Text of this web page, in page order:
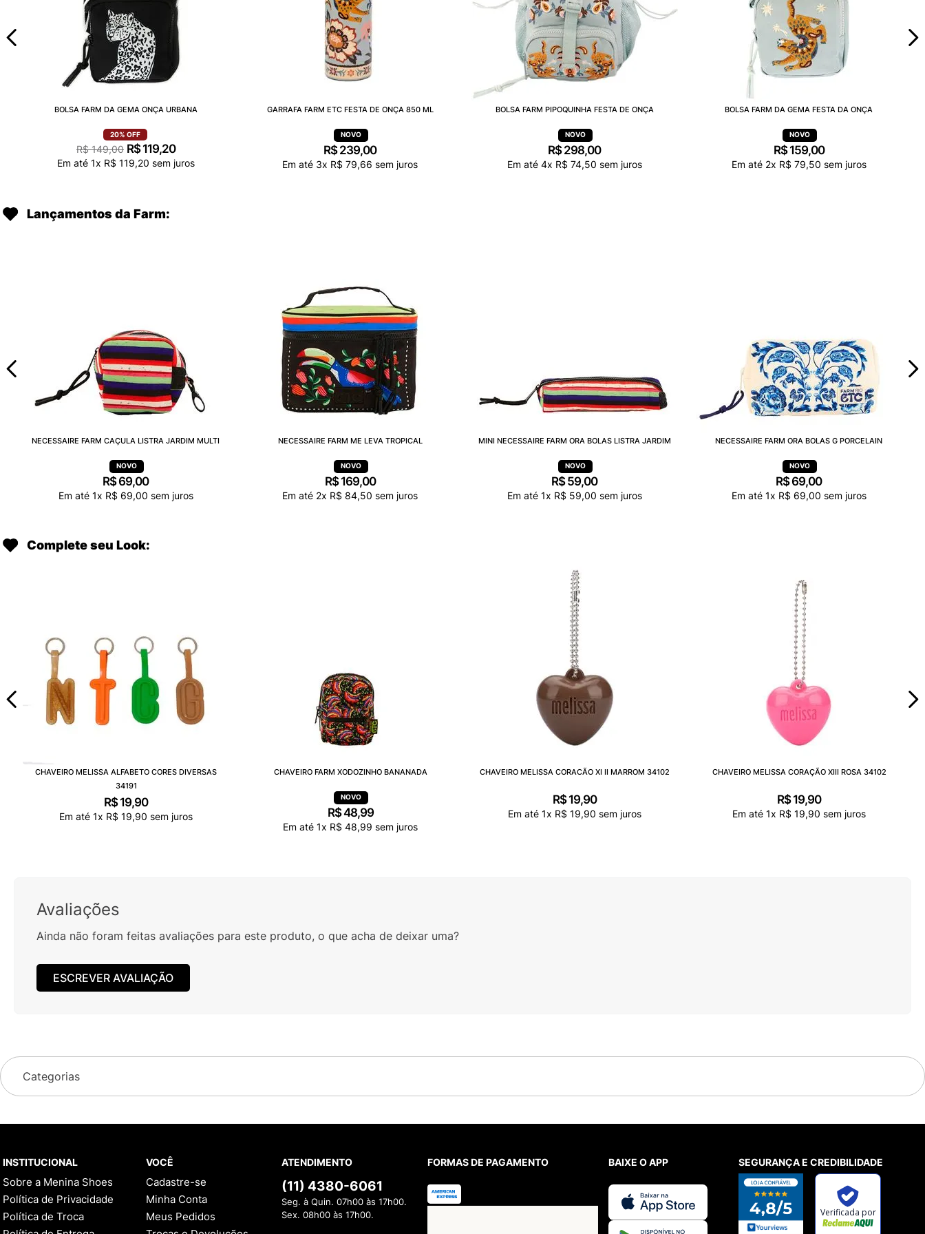
BOLSA FARM DA GEMA ONÇA URBANA
20% OFF
R$ 149,00 R$ 119,20
Em até 1x R$ 119,20 sem juros
GARRAFA FARM ETC FESTA DE ONÇA 850 ML
R$239,00
Em até 3x R$ 79,66 sem juros
BOLSA FARM PIPOQUINHA FESTA DE ONÇA
R$298,00
Em até 4x R$ 74,50 sem juros
BOLSA FARM DA GEMA FESTA DA ONÇA
R$ 159,00
Em até 2x R$ 79,50 sem juros
Lançamentos da Farm:
NECESSAIRE FARM CAÇULA LISTRA JARDIM MULTI
R$69,00
Em até 1x R$ 69,00 sem juros
NECESSAIRE FARM ME LEVA TROPICAL
R$ 169,00
Em até 2x R$ 84,50 sem juros
MINI NECESSAIRE FARM ORA BOLAS LISTRA JARDIM
R$59,00
Em até 1x R$ 59,00 sem juros
NECESSAIRE FARM ORA BOLAS G PORCELAIN
R$69,00
Em até 1x R$ 69,00 sem juros
Complete seu Look:
CHAVEIRO MELISSA ALFABETO CORES DIVERSAS
34191
R$ 19,90
Em até 1x R$ 19,90 sem juros
CHAVEIRO FARM XODOZINHO BANANADA
R$48,99
Em até 1x R$ 48,99 sem juros
CHAVEIRO MELISSA CORACÃO XI II MARROM 34102
R$ 19,90
Em até 1x R$ 19,90 sem juros
CHAVEIRO MELISSA CORAÇÃO XIII ROSA 34102
R$ 19,90
Em até 1x R$ 19,90 sem juros
Avaliações
Ainda não foram feitas avaliações para este produto, o que acha de deixar uma?
ESCREVER AVALIAÇÃO
Categorias
INSTITUCIONAL
Sobre a Menina Shoes
Política de Privacidade
Política de Troca
VOCÊ
Cadastre-se
Minha Conta
Meus Pedidos
ATENDIMENTO
(11) 4380-6061
Seg. à Quin. 07h00 às 17h00.
Sex. 08h00 às 17h00.
FORMAS DE PAGAMENTO BAIXE O APP SEGURANÇA E CREDIBILIDADE